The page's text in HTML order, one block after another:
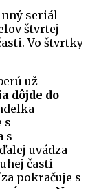
seriál
štvrtej
Vo štvrtky
už
dôjde do
s
s
uvádza
časti
pokračuje s